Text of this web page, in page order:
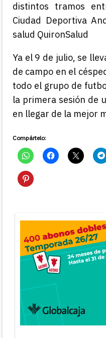
distintos tramos
Ciudad Deportiva
salud QuironSalud
Ya el 9 de julio, se
de campo en el
todo el grupo de
la primera sesión de
en llegar de la mejor
Compártelo: